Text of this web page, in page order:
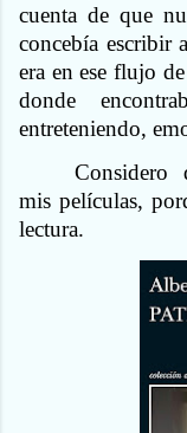
cuenta de que
concebía escribir
era en ese flujo
donde
entreteniendo,
mis películas,
lectura.